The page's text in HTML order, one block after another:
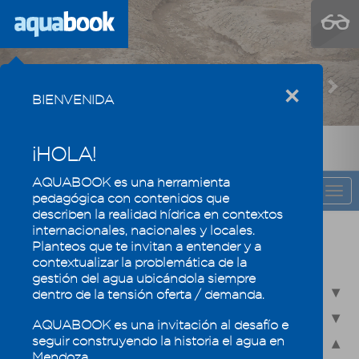
Previous
CAPÍTULO
Recursos hídricos de Mendoza en su
contexto regional
2.1 - Recursos hídricos superficiales
2.2 - Recursos hídricos subterráneos
2.3 - Humedales, un ecosistema especial
×
BIENVENIDA
¡HOLA!
AQUABOOK es una herramienta
pedagógica con contenidos que
describen la realidad hídrica en contextos
internacionales, nacionales y locales.
Planteos que te invitan a entender y a
contextualizar la problemática de la
gestión del agua ubicándola siempre
dentro de la tensión oferta / demanda.
AQUABOOK es una invitación al desafío e
seguir construyendo la historia el agua en